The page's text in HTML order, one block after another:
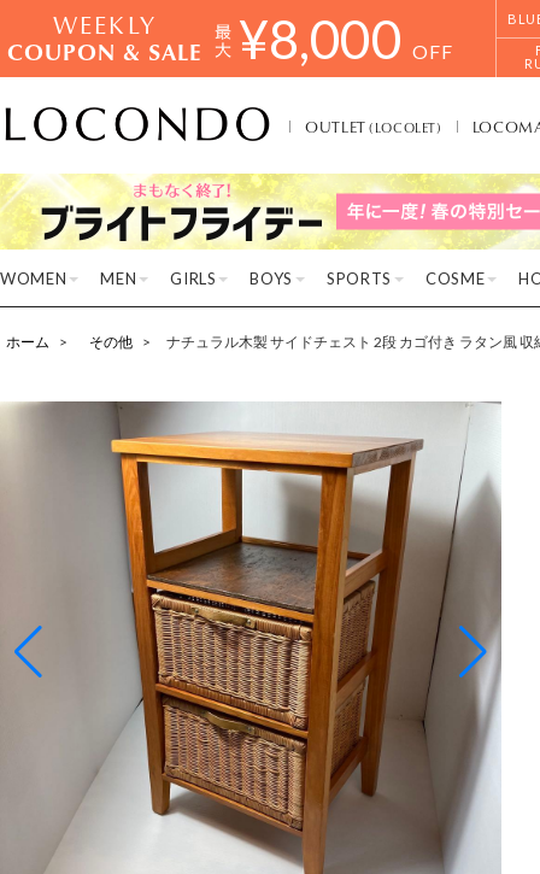
WEEKLY
COUPON & SALE ¥8,000 OFF
OUTLET(LOCOLET)
WOMEN MEN GIRLS BOYS SPORTS COSME
ホーム その他 ナチュラル木製 サイドチェスト 2段 カゴ付き ラタン風